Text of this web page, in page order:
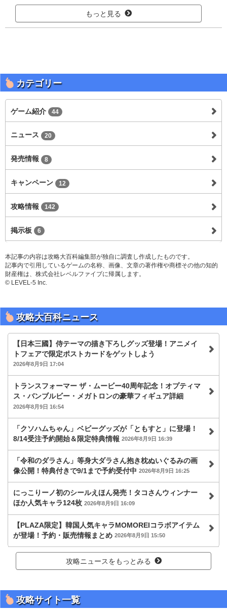
もっと見る
カテゴリー
ゲーム紹介 44
ニュース 20
発売情報 8
キャンペーン 12
攻略情報 142
掲示板 6
本記事の内容は攻略大百科編集部が独自に調査し作成したものです。
記事内で引用しているゲームの名称、画像、文章の著作権や商標その他の知的
財産権は、株式会社レベルファイブに帰属します。
© LEVEL-5 Inc.
攻略大百科ニュース
【日本三國】侍テーマの描き下ろしグッズ登場！アニメイ
トフェアで限定ポストカードをゲットしよう
2026年8月9日 17:04
トランスフォーマー ザ・ムービー40周年記念！オプティマ
ス・バンブルビー・メガトロンの豪華フィギュア詳細
2026年8月9日 16:54
「クソハムちゃん」ベビーグッズが「ともすと」に登場！
8/14受注予約開始＆限定特典情報 2026年8月9日 16:39
「令和のダラさん」等身大ダラさん抱き枕ぬいぐるみの画
像公開！特典付きで9/1まで予約受付中 2026年8月9日 16:25
にっこりーノ初のシールえほん発売！タコさんウィンナー
ほか人気キャラ124枚 2026年8月9日 16:09
【PLAZA限定】韓国人気キャラMOMOREIコラボアイテム
が登場！予約・販売情報まとめ 2026年8月9日 15:50
攻略ニュースをもっとみる
攻略サイト一覧